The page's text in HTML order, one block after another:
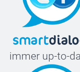
immer up-to-